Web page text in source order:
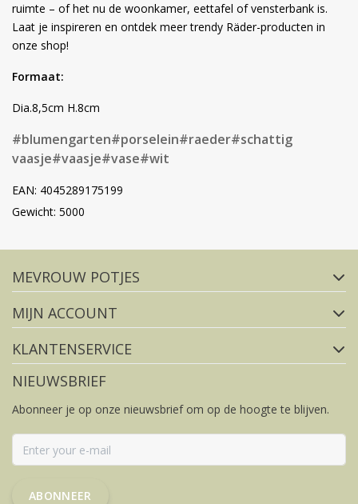
ruimte – of het nu de woonkamer, eettafel of vensterbank is.
Laat je inspireren en ontdek meer trendy Räder-producten in
onze shop!
Formaat:
Dia.8,5cm H.8cm
#blumengarten#porselein#raeder#schattig
vaasje#vaasje#vase#wit
EAN: 4045289175199
Gewicht: 5000
Volg ons op social media
FACEBOOK
MEVROUW POTJES
MIJN ACCOUNT
KLANTENSERVICE
NIEUWSBRIEF
Abonneer je op onze nieuwsbrief om op de hoogte te blijven.
ABONNEER